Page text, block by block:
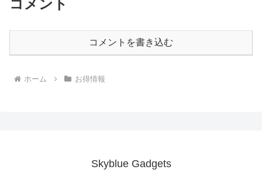
コメント
コメントを書き込む
ホーム お得情報
Skyblue Gadgets